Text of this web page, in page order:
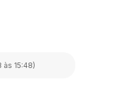
às 15:48)